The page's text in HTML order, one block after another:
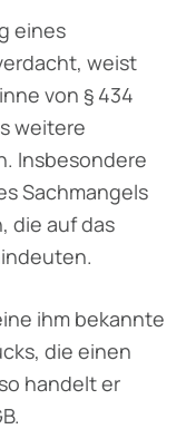
eines
weist
von § 434
weitere
Insbesondere
Sachmangels
die auf das
ihm bekannte
die einen
handelt er